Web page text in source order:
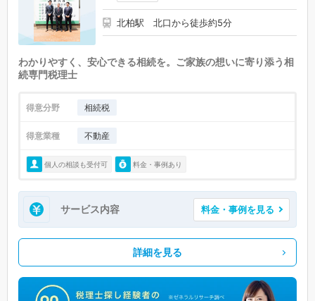
北柏駅 北口から徒歩約5分
わかりやすく、安心できる相続を。ご家族の想いに寄り添う相
続専門税理士
得意分野 相続税
得意業種 不動産
個人の相談も受付可 料金・事例あり
サービス内容 料金・事例を見る
詳細を見る